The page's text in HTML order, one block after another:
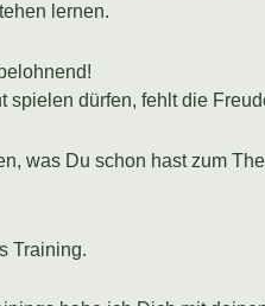
lernen.
spielen dürfen, fehlt die
was Du schon hast zum
Training.